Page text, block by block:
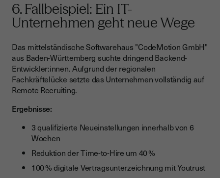
6. Fallbeispiel: Ein IT-
Unternehmen geht neue Wege
Das mittelständische Softwarehaus "CodeMotion GmbH"
aus Baden-Württemberg suchte dringend Backend-
Entwickler:innen. Aufgrund der regionalen
Fachkräftelücke setzte das Unternehmen vollständig auf
Remote Recruiting.
Ergebnisse:
3 qualifizierte Neueinstellungen innerhalb von 6
Wochen
Reduktion der Time-to-Hire um 40 %
100 % digitale Vertragsunterzeichnung mit Youtrust